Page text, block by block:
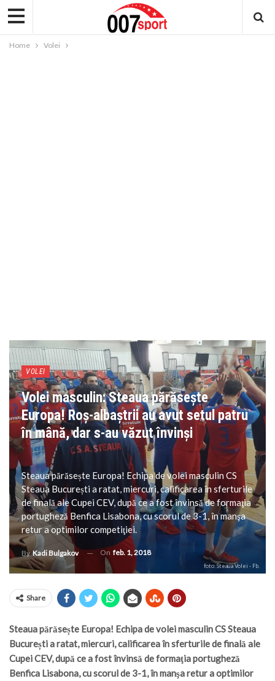
Home Volei
VOLEI
Volei masculin: Steaua părăsește
Europa! Roș-albaștrii au avut setul patru
în mână, dar s-au văzut învinși
Steaua părăsește Europa! Echipa de volei masculin CS
Steaua București a ratat, miercuri, calificarea în sferturile
de finală ale Cupei CEV, după ce a fost învinsă de formaţia
portugheză Benfica Lisabona, cu scorul de 3-1, în manşa
retur a optimilor competiţiei.
ByKadi Bulgakov On feb. 1, 2018
foto: Steaua Volei - Fb.
Share
Steaua părăsește Europa! Echipa de volei masculin CS Steaua
București a ratat, miercuri, calificarea în sferturile de finală ale
Cupei CEV, după ce a fost învinsă de formaţia portugheză
Benfica Lisabona, cu scorul de 3-1, în manşa retur a optimilor